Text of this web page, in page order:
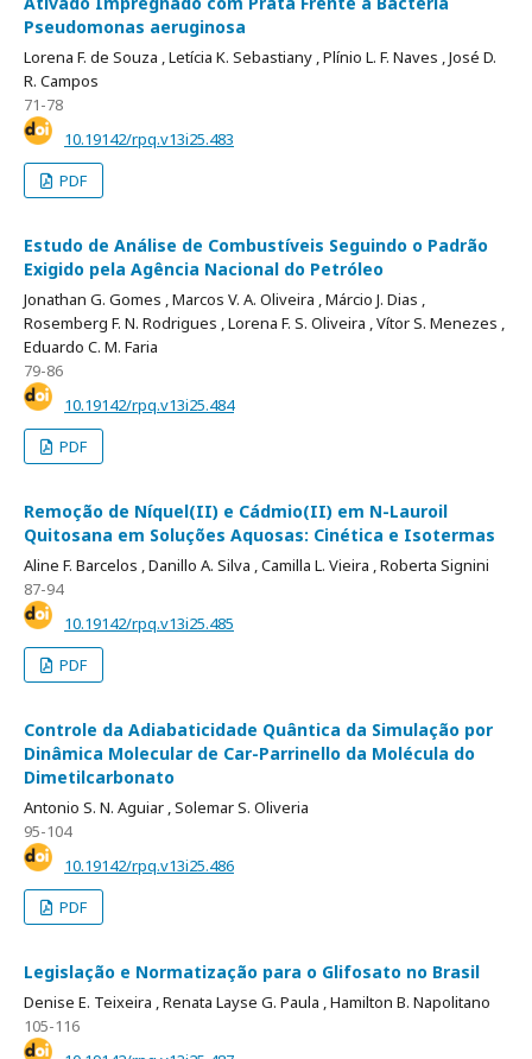
Pseudomonas aeruginosa
Lorena F. de Souza ,Letícia K. Sebastiany ,Plínio L. F. Naves ,José D.
R. Campos
71-78
10.19142/rpq.v13i25.483
PDF
Estudo de Análise de Combustíveis Seguindo o Padrão
Exigido pela Agência Nacional do Petróleo
Jonathan G. Gomes ,Marcos V. A. Oliveira ,Márcio J. Dias ,
Rosemberg F. N. Rodrigues ,Lorena F. S. Oliveira ,Vítor S. Menezes ,
Eduardo C. M. Faria
79-86
10.19142/rpq.v13i25.484
PDF
Remoção de Níquel(II) e Cádmio(II) em N-Lauroil
Quitosana em Soluções Aquosas: Cinética e Isotermas
Aline F. Barcelos ,Danillo A. Silva ,Camilla L. Vieira ,Roberta Signini
87-94
10.19142/rpq.v13i25.485
PDF
Controle da Adiabaticidade Quântica da Simulação por
Dinâmica Molecular de Car-Parrinello da Molécula do
Dimetilcarbonato
Antonio S. N. Aguiar ,Solemar S. Oliveria
95-104
10.19142/rpq.v13i25.486
PDF
Legislação e Normatização para o Glifosato no Brasil
Denise E. Teixeira ,Renata Layse G. Paula ,Hamilton B. Napolitano
105-116